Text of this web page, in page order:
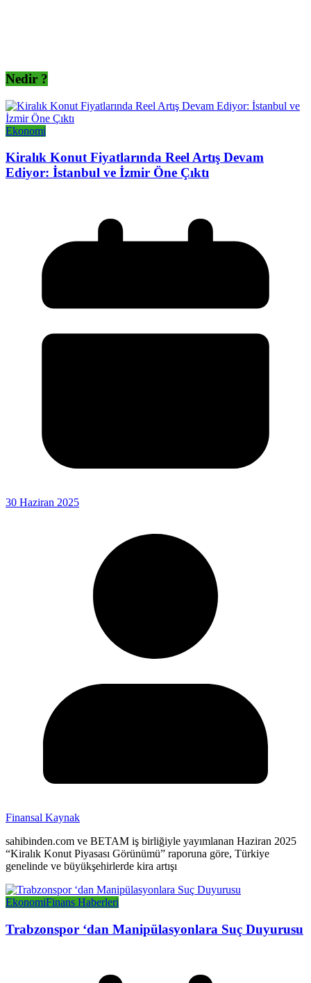
Nedir ?
Ekonomi
Kiralık Konut Fiyatlarında Reel Artış Devam
Ediyor: İstanbul ve İzmir Öne Çıktı
30 Haziran 2025
Finansal Kaynak
sahibinden.com ve BETAM iş birliğiyle yayımlanan Haziran 2025
“Kiralık Konut Piyasası Görünümü” raporuna göre, Türkiye
genelinde ve büyükşehirlerde kira artışı
EkonomiFinans Haberleri
Trabzonspor ‘dan Manipülasyonlara Suç Duyurusu